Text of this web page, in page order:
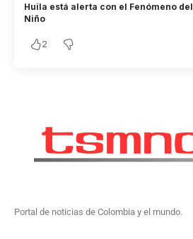
Huila está alerta con el Fenómeno del
Niño
2
Portal de noticias de Colombia y el mundo.